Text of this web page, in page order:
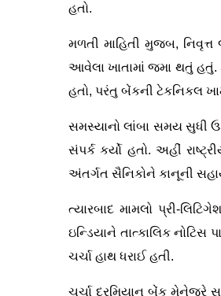
હતો.
મળતી માહિતી મુજબ,
આવેલા ખાતામાં જમા થતું હતું.
હતો, પરંતુ બેંકની ટેકનિકલ
સમસ્યાનો લાંબા સમય સુધી
સંપર્ક કર્યો હતો. અહીં
અંતર્ગત સૈનિકોને કાનૂની
ત્યારબાદ મામલો પ્રી-
ઇન્ડિયાને તાત્કાલિક
ચર્ચા હાથ ધરાઈ હતી.
ચર્ચા દરમિયાન બેંક મેનેજરે